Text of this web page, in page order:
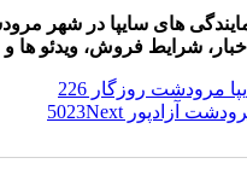
های سایپا در شهر
شرایط فروش، ویدئو
مرودشت روزگار 226
آزادپور 5023 Next